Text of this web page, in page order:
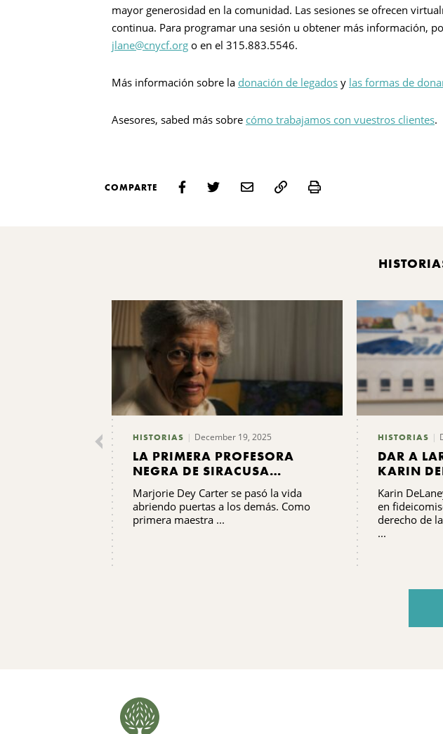
mayor generosidad en la comunidad. Las sesiones se ofrecen
continua. Para programar una sesión u obtener más información,
jlane@cnycf.org o en el 315.883.5546.
Más información sobre la donación de legados y las formas de
Asesores, sabed más sobre cómo trabajamos con vuestros clientes.
COMPARTE Print
HISTORIAS December 19, 2025
LA PRIMERA PROFESORA
NEGRA DE SIRACUSA
TRANSMITE SUS
BENDICIONES
Marjorie Dey Carter se pasó la vida
abriendo puertas a los demás. Como
primera maestra ...
HISTORIAS
DAR A
KARIN
Karin
en
derecho de
...